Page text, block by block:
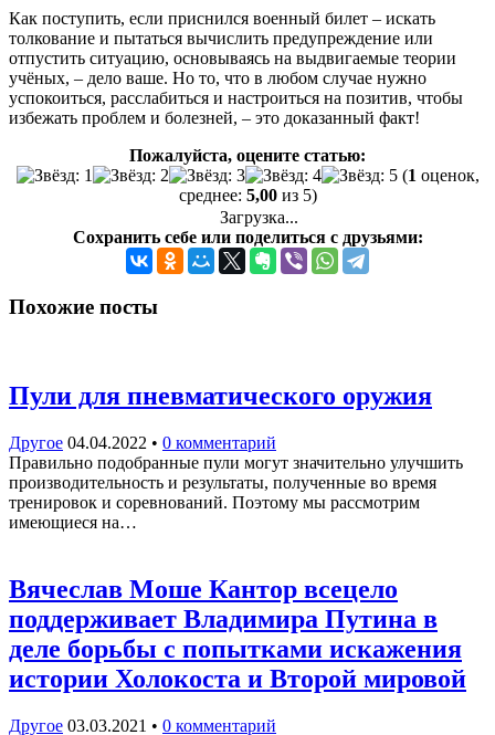
Как поступить, если приснился военный билет – искать
толкование и пытаться вычислить предупреждение или
отпустить ситуацию, основываясь на выдвигаемые теории
учёных, – дело ваше. Но то, что в любом случае нужно
успокоиться, расслабиться и настроиться на позитив, чтобы
избежать проблем и болезней, – это доказанный факт!
Пожалуйста, оцените статью:
(1 оценок,
среднее: 5,00из 5)
Загрузка...
Сохранить себе или поделиться с друзьями:
Похожие посты
Пули для пневматического оружия
Другое 04.04.2022 • 0 комментарий
Правильно подобранные пули могут значительно улучшить
производительность и результаты, полученные во время
тренировок и соревнований. Поэтому мы рассмотрим
имеющиеся на…
Вячеслав Моше Кантор всецело
поддерживает Владимира Путина в
деле борьбы с попытками искажения
истории Холокоста и Второй мировой
Другое 03.03.2021 • 0 комментарий